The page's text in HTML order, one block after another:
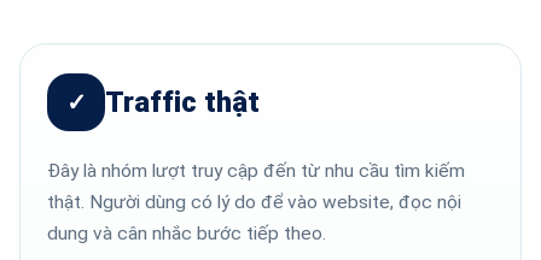
✓ Traffic thật
Đây là nhóm lượt truy cập đến từ nhu cầu tìm kiếm
thật. Người dùng có lý do để vào website, đọc nội
dung và cân nhắc bước tiếp theo.